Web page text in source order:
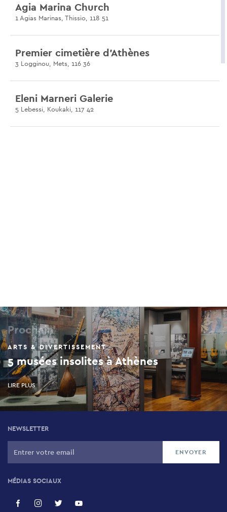
Agia Marina Church
1 Agias Marinas, Thissio, 118 51
Premier cimetière d’Athènes
3 Logginou, Mets, 116 36
Eleni Marneri Galerie
5 Lebessi, Koukaki, 117 42
Prochain
ARTS & DIVERTISSEMENT
5 musées insolites à Athènes
LIRE PLUS
NEWSLETTER
MÉDIAS SOCIAUX